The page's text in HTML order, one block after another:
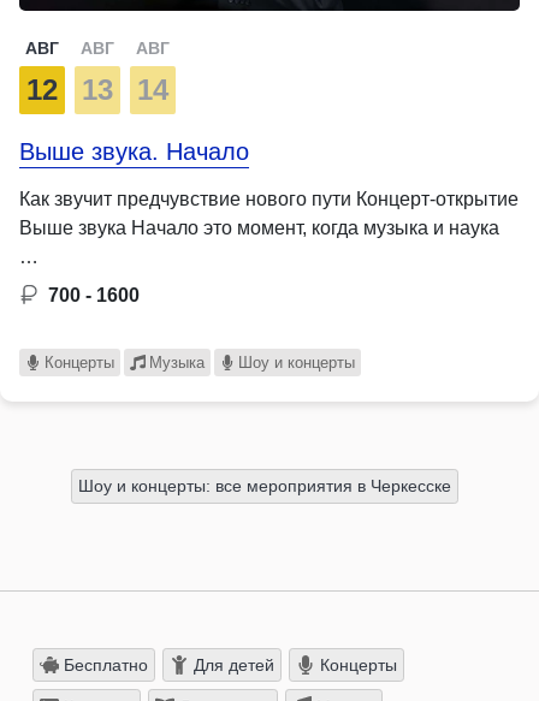
АВГ
12
АВГ
13
АВГ
14
Выше звука. Начало
Как звучит предчувствие нового пути Концерт-открытие
Выше звука Начало это момент, когда музыка и наука
…
700 - 1600
Концерты Музыка Шоу и концерты
Шоу и концерты: все мероприятия в Черкесске
Бесплатно Для детей Концерты